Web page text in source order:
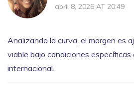
abril 8, 2026 AT 20:49
Analizando la curva, el margen es
viable bajo condiciones específicas
internacional.